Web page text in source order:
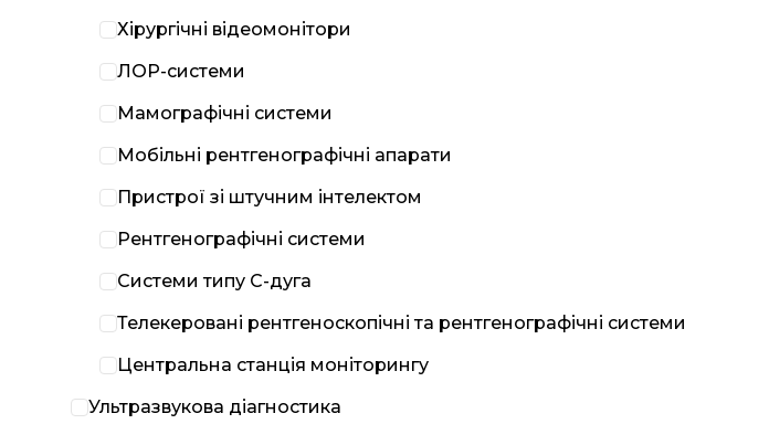
Хірургічні відеомонітори
ЛОР-системи
Мамографічні системи
Мобільні рентгенографічні апарати
Пристрої зі штучним інтелектом
Рентгенографічні системи
Системи типу С-дуга
Телекеровані рентгеноскопічні та рентгенографічні системи
Центральна станція моніторингу
Ультразвукова діагностика